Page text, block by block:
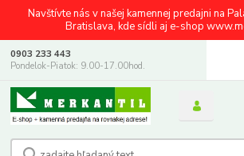
Navštívte nás v našej kamennej predajni na
Bratislava, kde sídli aj e-shop
0903 233 443
Pondelok-Piatok: 9.00-17.00hod.